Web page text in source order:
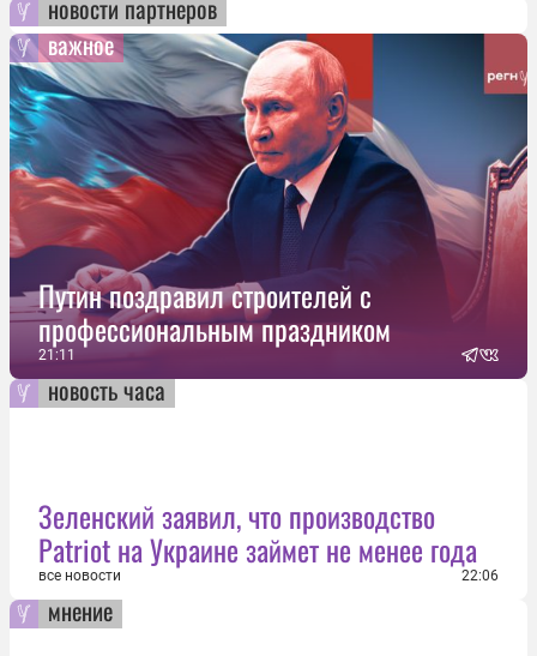
новости партнеров
важное
Путин поздравил строителей с
профессиональным праздником
21:11
новость часа
Зеленский заявил, что производство
Patriot на Украине займет не менее года
все новости 22:06
мнение